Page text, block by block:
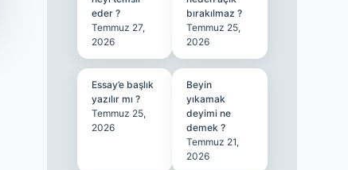
eder ?
Temmuz 27,
2026
bırakılmaz ?
Temmuz 25,
2026
Essay’e başlık
yazılır mı ?
Temmuz 25,
2026
Beyin
yıkamak
deyimi ne
demek ?
Temmuz 21,
2026